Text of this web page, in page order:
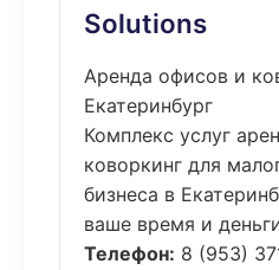
Solutions
Аренда офисов и
Екатеринбург
Комплекс услуг
коворкинг для
бизнеса в
ваше время и
Телефон: 8 (953)